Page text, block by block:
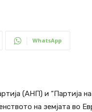
WhatsApp
(АНП) и “Партија
на земјата во